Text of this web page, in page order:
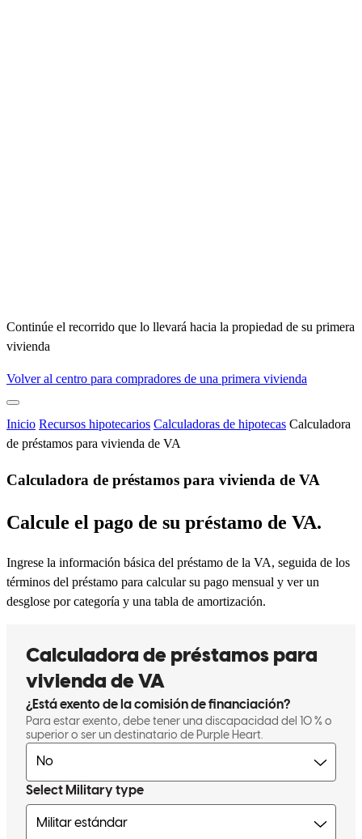
Continúe el recorrido que lo llevará hacia la propiedad de su primera
vivienda
Volver al centro para compradores de una primera vivienda
Inicio Recursos hipotecarios Calculadoras de hipotecas Calculadora
de préstamos para vivienda de VA
Calculadora de préstamos para vivienda de VA
Calcule el pago de su préstamo de VA.
Ingrese la información básica del préstamo de la VA, seguida de los
términos del préstamo para calcular su pago mensual y ver un
desglose por categoría y una tabla de amortización.